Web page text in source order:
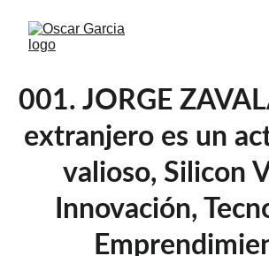
001. JORGE
extranjero es un
valioso, Silicon
Innovación,